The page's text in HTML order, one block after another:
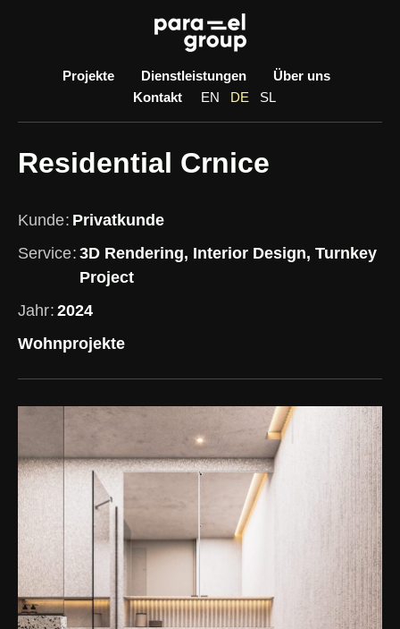
Projekte
Dienstleistungen
Über uns
Kontakt
EN DE SL
Residential Crnice
Kunde Privatkunde
Service 3D Rendering, Interior Design, Turnkey
Project
Jahr 2024
Wohnprojekte